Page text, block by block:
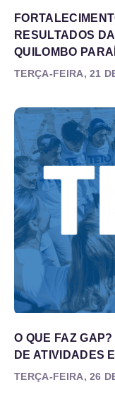
RESULTADOS
QUILOMBO
TERÇA-FEIRA, 21
O QUE FAZ
DE ATIVIDADES
TERÇA-FEIRA, 26